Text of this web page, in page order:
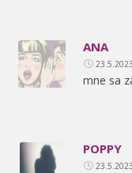
ANA
mne sa
POPPY